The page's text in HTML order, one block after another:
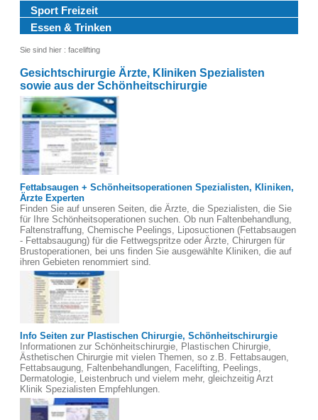
Sport Freizeit
Essen & Trinken
Sie sind hier : facelifting
Gesichtschirurgie Ärzte, Kliniken Spezialisten
sowie aus der Schönheitschirurgie
Fettabsaugen + Schönheitsoperationen Spezialisten, Kliniken,
Ärzte Experten
Finden Sie auf unseren Seiten, die Ärzte, die Spezialisten, die Sie
für Ihre Schönheitsoperationen suchen. Ob nun Faltenbehandlung,
Faltenstraffung, Chemische Peelings, Liposuctionen (Fettabsaugen
- Fettabsaugung) für die Fettwegspritze oder Ärzte, Chirurgen für
Brustoperationen, bei uns finden Sie ausgewählte Kliniken, die auf
ihren Gebieten renommiert sind.
Info Seiten zur Plastischen Chirurgie, Schönheitschirurgie
Informationen zur Schönheitschirurgie, Plastischen Chirurgie,
Ästhetischen Chirurgie mit vielen Themen, so z.B. Fettabsaugen,
Fettabsaugung, Faltenbehandlungen, Facelifting, Peelings,
Dermatologie, Leistenbruch und vielem mehr, gleichzeitig Arzt
Klinik Spezialisten Empfehlungen.